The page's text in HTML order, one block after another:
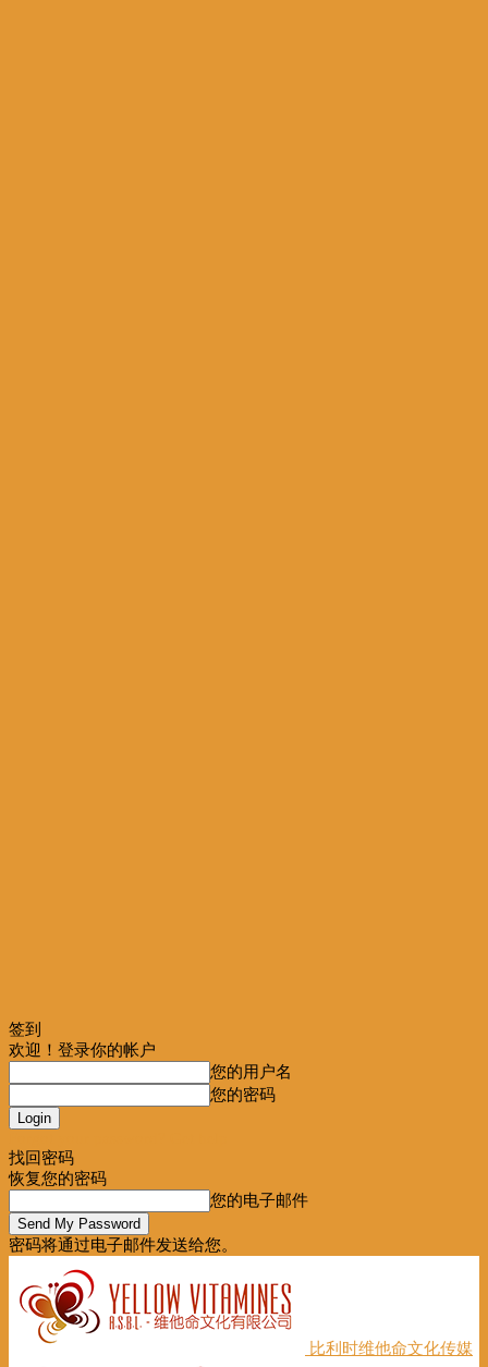
签到
欢迎！登录你的帐户
您的用户名
您的密码
找回密码
恢复您的密码
您的电子邮件
密码将通过电子邮件发送给您。
比利时维他命文化传媒